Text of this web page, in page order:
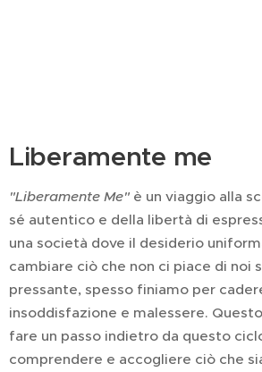
Liberamente me
"Liberamente Me" è un viaggio alla
sé autentico e della libertà di
una società dove il desiderio
cambiare ciò che non ci piace di noi
pressante, spesso finiamo per
insoddisfazione e malessere.
fare un passo indietro da questo
comprendere e accogliere ciò che